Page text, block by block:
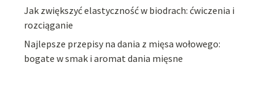
Jak zwiększyć elastyczność w biodrach: ćwiczenia i
rozciąganie
Najlepsze przepisy na dania z mięsa wołowego:
bogate w smak i aromat dania mięsne